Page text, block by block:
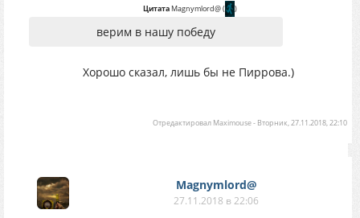
ЦитатаMagnymlord@( )
верим в нашу победу
Хорошо сказал, лишь бы не Пиррова.)
Отредактировал Maximouse- Вторник, 27.11.2018, 22:10
Magnymlord@
27.11.2018 в 22:06